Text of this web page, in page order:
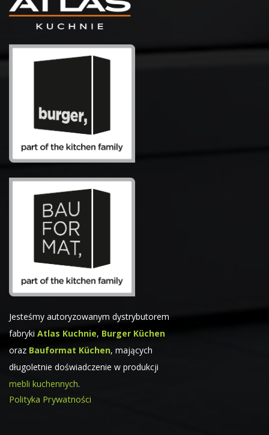
Jesteśmy autoryzowanym dystrybutorem
fabryki Atlas Kuchnie, Burger Küchen
oraz Bauformat Küchen, mających
długoletnie doświadczenie w produkcji
mebli kuchennych.
Polityka Prywatności